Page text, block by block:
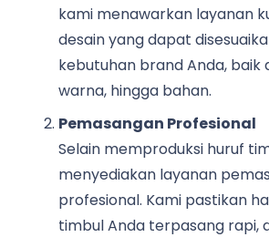
kami menawarkan layanan
desain yang dapat
kebutuhan brand Anda, baik
warna, hingga bahan.
Pemasangan Profesional
Selain memproduksi huruf
menyediakan layanan
profesional. Kami pastikan
timbul Anda terpasang rapi,